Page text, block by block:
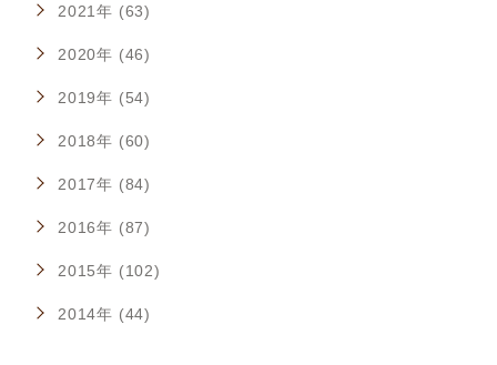
2021年 (63)
2020年 (46)
2019年 (54)
2018年 (60)
2017年 (84)
2016年 (87)
2015年 (102)
2014年 (44)